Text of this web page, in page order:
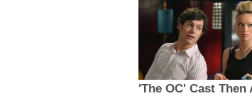
'The OC' Cast Then